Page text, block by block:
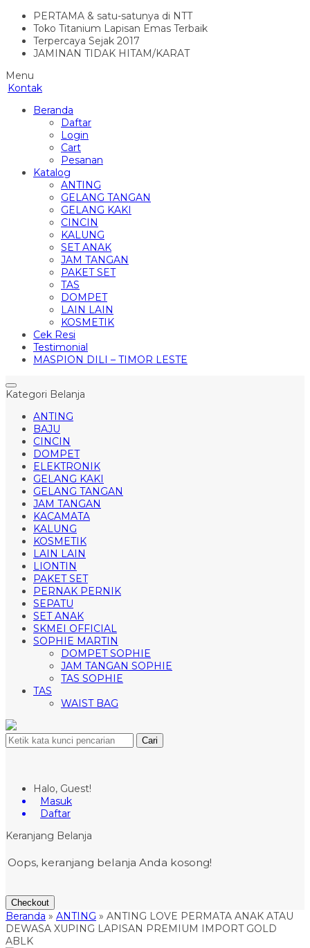
PERTAMA & satu-satunya di NTT
Toko Titanium Lapisan Emas Terbaik
Terpercaya Sejak 2017
JAMINAN TIDAK HITAM/KARAT
Menu
Kontak
Beranda
Daftar
Login
Cart
Pesanan
Katalog
ANTING
GELANG TANGAN
GELANG KAKI
CINCIN
KALUNG
SET ANAK
JAM TANGAN
PAKET SET
TAS
DOMPET
LAIN LAIN
KOSMETIK
Cek Resi
Testimonial
MASPION DILI – TIMOR LESTE
Kategori Belanja
ANTING
BAJU
CINCIN
DOMPET
ELEKTRONIK
GELANG KAKI
GELANG TANGAN
JAM TANGAN
KACAMATA
KALUNG
KOSMETIK
LAIN LAIN
LIONTIN
PAKET SET
PERNAK PERNIK
SEPATU
SET ANAK
SKMEI OFFICIAL
SOPHIE MARTIN
DOMPET SOPHIE
JAM TANGAN SOPHIE
TAS SOPHIE
TAS
WAIST BAG
Cari
Halo, Guest!
Masuk
Daftar
Keranjang Belanja
Oops, keranjang belanja Anda kosong!
Checkout
Beranda » ANTING » ANTING LOVE PERMATA ANAK ATAU
DEWASA XUPING LAPISAN PREMIUM IMPORT GOLD
ABLK